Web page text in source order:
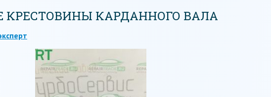
КРЕСТОВИНЫ КАРДАННОГО ВАЛА